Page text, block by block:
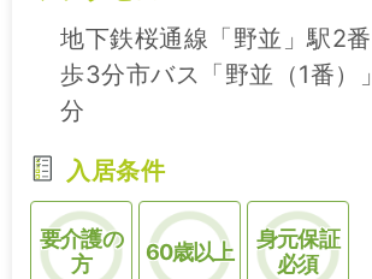
地下鉄桜通線「野並」駅2
歩3分市バス「野並（1番）
分
入居条件
要介護の
方
60歳以上
身元保証
必須